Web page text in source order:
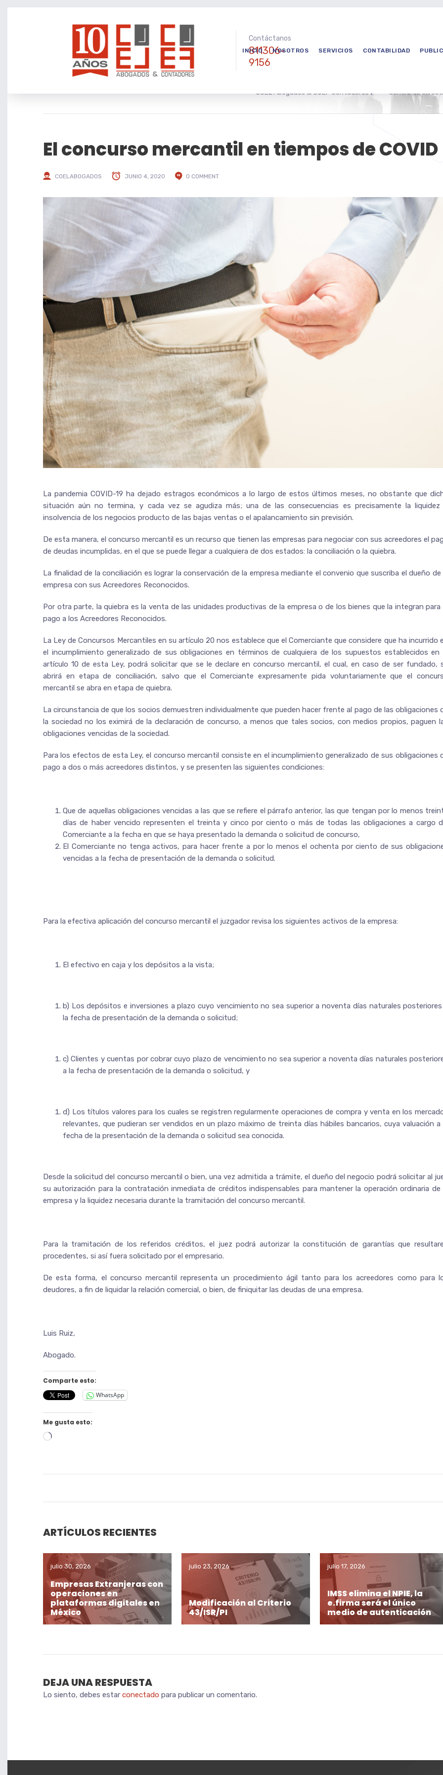
Contáctanos
811306-
9156
INICIO NOSOTROS SERVICIOS CONTABILIDAD
COEL Abogados & COEF Contadores> Centro de
El concurso mercantil en tiempos de COVID
COELABOGADOS JUNIO 4, 2020 0 COMMENT
La pandemia COVID-19 ha dejado estragos económicos a lo largo de estos últimos meses, no obstante que
situación aún no termina, y cada vez se agudiza más; una de las consecuencias es precisamente la liquidez
insolvencia de los negocios producto de las bajas ventas o el apalancamiento sin previsión.
De esta manera, el concurso mercantil es un recurso que tienen las empresas para negociar con sus acreedores el
de deudas incumplidas, en el que se puede llegar a cualquiera de dos estados: la conciliación o la quiebra.
La finalidad de la conciliación es lograr la conservación de la empresa mediante el convenio que suscriba el dueño de
empresa con sus Acreedores Reconocidos.
Por otra parte, la quiebra es la venta de las unidades productivas de la empresa o de los bienes que la integran para
pago a los Acreedores Reconocidos.
La Ley de Concursos Mercantiles en su artículo 20 nos establece que el Comerciante que considere que ha incurrido
el incumplimiento generalizado de sus obligaciones en términos de cualquiera de los supuestos establecidos en
artículo 10 de esta Ley, podrá solicitar que se le declare en concurso mercantil, el cual, en caso de ser fundado,
abrirá en etapa de conciliación, salvo que el Comerciante expresamente pida voluntariamente que el
mercantil se abra en etapa de quiebra.
La circunstancia de que los socios demuestren individualmente que pueden hacer frente al pago de las obligaciones
la sociedad no los eximirá de la declaración de concurso, a menos que tales socios, con medios propios, paguen
obligaciones vencidas de la sociedad.
Para los efectos de esta Ley, el concurso mercantil consiste en el incumplimiento generalizado de sus obligaciones
pago a dos o más acreedores distintos, y se presenten las siguientes condiciones:
Que de aquellas obligaciones vencidas a las que se refiere el párrafo anterior, las que tengan por lo menos
días de haber vencido representen el treinta y cinco por ciento o más de todas las obligaciones a cargo
Comerciante a la fecha en que se haya presentado la demanda o solicitud de concurso,
El Comerciante no tenga activos, para hacer frente a por lo menos el ochenta por ciento de sus
vencidas a la fecha de presentación de la demanda o solicitud.
Para la efectiva aplicación del concurso mercantil el juzgador revisa los siguientes activos de la empresa:
El efectivo en caja y los depósitos a la vista;
b) Los depósitos e inversiones a plazo cuyo vencimiento no sea superior a noventa días naturales
la fecha de presentación de la demanda o solicitud;
c) Clientes y cuentas por cobrar cuyo plazo de vencimiento no sea superior a noventa días naturales
a la fecha de presentación de la demanda o solicitud, y
d) Los títulos valores para los cuales se registren regularmente operaciones de compra y venta en los
relevantes, que pudieran ser vendidos en un plazo máximo de treinta días hábiles bancarios, cuya valuación a
fecha de la presentación de la demanda o solicitud sea conocida.
Desde la solicitud del concurso mercantil o bien, una vez admitida a trámite, el dueño del negocio podrá solicitar al
su autorización para la contratación inmediata de créditos indispensables para mantener la operación ordinaria de
empresa y la liquidez necesaria durante la tramitación del concurso mercantil.
Para la tramitación de los referidos créditos, el juez podrá autorizar la constitución de garantías que
procedentes, si así fuera solicitado por el empresario.
De esta forma, el concurso mercantil representa un procedimiento ágil tanto para los acreedores como para
deudores, a fin de liquidar la relación comercial, o bien, de finiquitar las deudas de una empresa.
Luis Ruiz,
Abogado.
Comparte esto:
WhatsApp
Me gusta esto:
Cargando...
ARTÍCULOS RECIENTES
julio 30, 2026
Empresas Extranjeras con
operaciones en
plataformas digitales en
México
julio 23, 2026
Modificación al Criterio
43/ISR/PI
julio 17, 2026
IMSS elimina el NPIE, la
e.firma será el único
medio de autenticación
DEJA UNA RESPUESTA
Lo siento, debes estar conectado para publicar un comentario.